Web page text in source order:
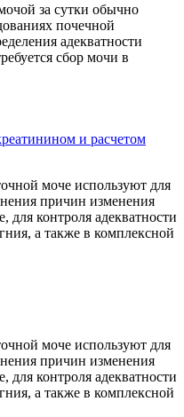
за сутки обычно
почечной
адекватности
сбор мочи в
и расчетом
моче используют для
причин изменения
для контроля адекватности
а также в комплексной
моче используют для
причин изменения
для контроля адекватности
а также в комплексной